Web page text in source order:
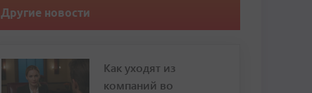
Другие новости
Как уходят из
компаний во